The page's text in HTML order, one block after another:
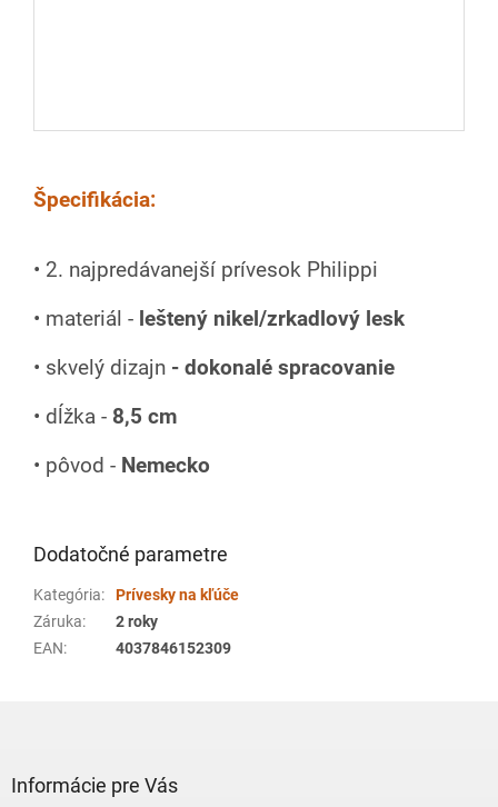
Špecifikácia:
• 2. najpredávanejší prívesok Philippi
• materiál - leštený nikel/zrkadlový lesk
• skvelý dizajn - dokonalé spracovanie
• dĺžka - 8,5 cm
• pôvod - Nemecko
Dodatočné parametre
Kategória:
Prívesky na kľúče
Záruka:
2 roky
EAN: 4037846152309
Informácie pre Vás